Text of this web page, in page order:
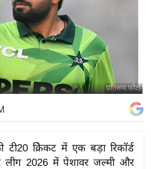
प्रतिरूप फोटो
क्रिेकट में एक बड़ा रिकॉर्ड
लीग 2026 में पेशावर जल्मी और